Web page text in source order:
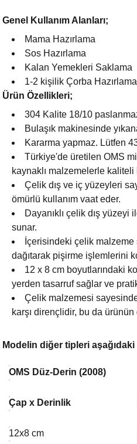
Genel Kullanım Alanları;
Mama Hazırlama
Sos Hazırlama
Kalan Yemekleri Saklama
1-2 kişilik Çorba Hazırlama
Ürün Özellikleri;
304 Kalite 18/10
Bulaşık makinesinde
Kararma yapmaz. Lütfen
Türkiye'de üretilen OMS
kaynaklı malzemelerle
Çelik dış ve iç yüzeyleri
ömürlü kullanım vaat eder.
Dayanıklı çelik dış yüzeyi
sunar.
İçerisindeki çelik malzeme
dağıtarak pişirme işlemlerini
12 x 8 cm boyutlarındaki
yerden tasarruf sağlar ve
Çelik malzemesi
karşı dirençlidir, bu da ürünün
Modelin diğer tipleri
OMS Düz-Derin (2008)
Çap x Derinlik
12x8 cm